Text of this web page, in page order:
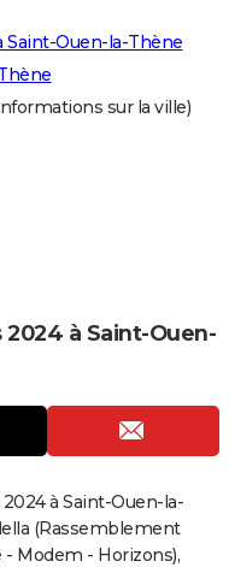
Saint-Ouen-la-Thène
sur la ville)
à Saint-Ouen-
à Saint-Ouen-la-
(Rassemblement
- Modem - Horizons),